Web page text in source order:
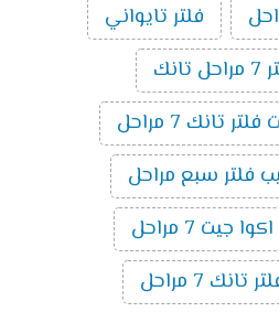
فلتر تايواني
تانك 7 مراحل
فلتر سبع مراحل
جيت 7 مراحل
7 مراحل